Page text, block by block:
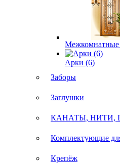
Межкомнатные
Арки (6)
Заборы
Заглушки
КАНАТЫ, НИТИ,
Комплектующие
Крепёж